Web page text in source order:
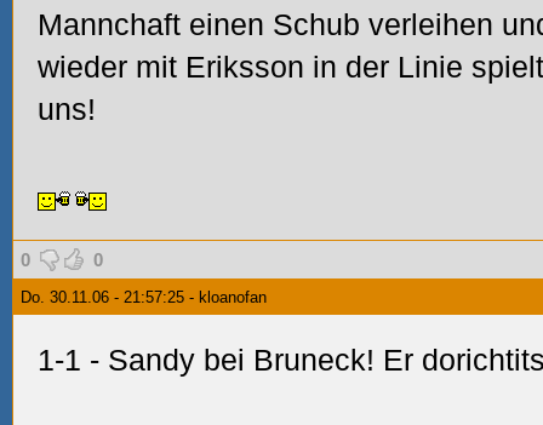
Mannchaft einen Schub verleihen
wieder mit Eriksson in der Linie
uns!
0 0
Do. 30.11.06 - 21:57:25 - kloanofan
1-1 - Sandy bei Bruneck! Er